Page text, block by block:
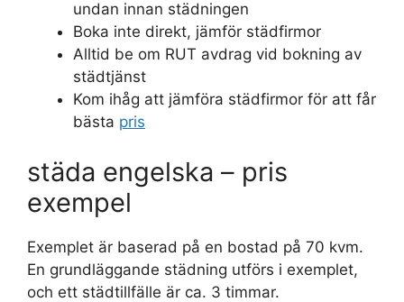
undan innan städningen
Boka inte direkt, jämför städfirmor
Alltid be om RUT avdrag vid bokning av
städtjänst
Kom ihåg att jämföra städfirmor för att får
bästa pris
städa engelska – pris
exempel
Exemplet är baserad på en bostad på 70 kvm.
En grundläggande städning utförs i exemplet,
och ett städtillfälle är ca. 3 timmar.